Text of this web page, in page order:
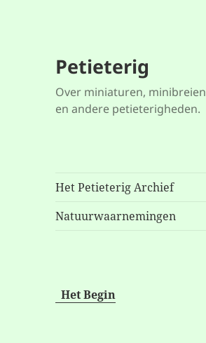
Petieterig
Over miniaturen, minibreien
en andere petieterigheden.
Het Petieterig Archief
Natuurwaarnemingen
Het Begin